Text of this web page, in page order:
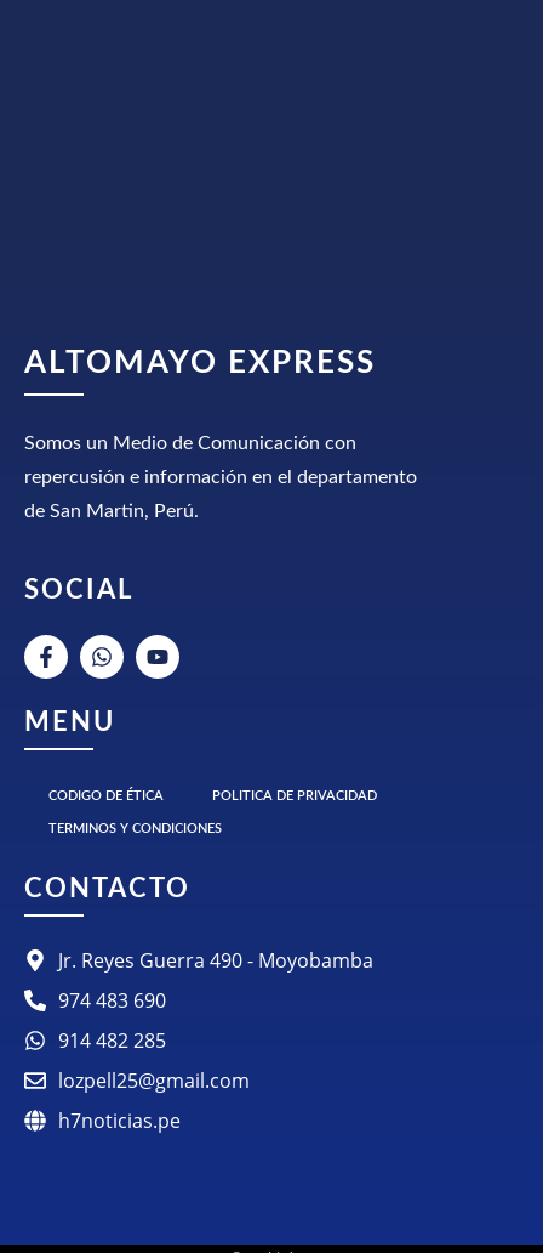
ALTOMAYO EXPRESS
Somos un Medio de Comunicación con
repercusión e información en el departamento
de San Martin, Perú.
SOCIAL
MENU
CODIGO DE ÉTICA POLITICA DE PRIVACIDAD
TERMINOS Y CONDICIONES
CONTACTO
Jr. Reyes Guerra 490 - Moyobamba
974 483 690
914 482 285
lozpell25@gmail.com
h7noticias.pe